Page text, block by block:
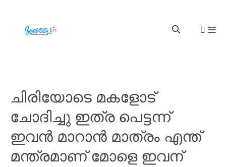
ചിരിയോടെ മകളോട്
ചോദിച്ചു ഇത്ര പെട്ടന്ന്
ഇവൻ മാറാൻ മാത്രം എന്ത്
മന്ത്രമാണ് മോളെ ഇവന്